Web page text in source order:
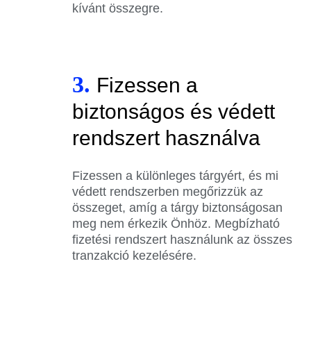
kívánt összegre.
3. Fizessen a
biztonságos és védett
rendszert használva
Fizessen a különleges tárgyért, és mi
védett rendszerben megőrizzük az
összeget, amíg a tárgy biztonságosan
meg nem érkezik Önhöz. Megbízható
fizetési rendszert használunk az összes
tranzakció kezelésére.